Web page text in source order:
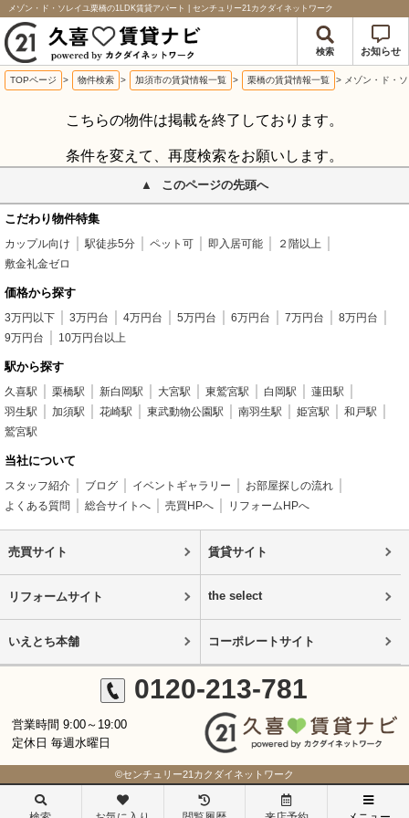
メゾン・ド・ソレイユ栗橋の1LDK賃貸アパート | センチュリー21カクダイネットワーク
検索 お知らせ
TOPページ > 物件検索 > 加須市の賃貸情報一覧 > 栗橋の賃貸情報一覧 > メゾン・ド・
こちらの物件は掲載を終了しております。
条件を変えて、再度検索をお願いします。
このページの先頭へ
こだわり物件特集
カップル向け 駅徒歩5分 ペット可 即入居可能
２階以上
敷金礼金ゼロ
価格から探す
3万円以下 3万円台 4万円台 5万円台 6万円台 7万円台
8万円台
9万円台
10万円台以上
駅から探す
久喜駅 栗橋駅 新白岡駅 大宮駅 東鷲宮駅 白岡駅
蓮田駅
羽生駅
加須駅 花崎駅 東武動物公園駅 南羽生駅 姫宮駅
和戸駅
鷲宮駅
当社について
スタッフ紹介 ブログ イベントギャラリー
お部屋探しの流れ
よくある質問
総合サイトへ 売買HPへ リフォームHPへ
売買サイト 賃貸サイト
リフォームサイト the select
いえとち本舗 コーポレートサイト
0120-213-781
営業時間 9:00～19:00
定休日 毎週水曜日
©センチュリー21カクダイネットワーク